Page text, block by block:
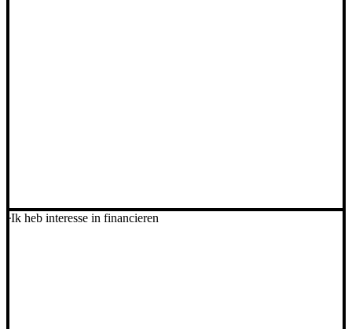
Ik heb interesse in financieren